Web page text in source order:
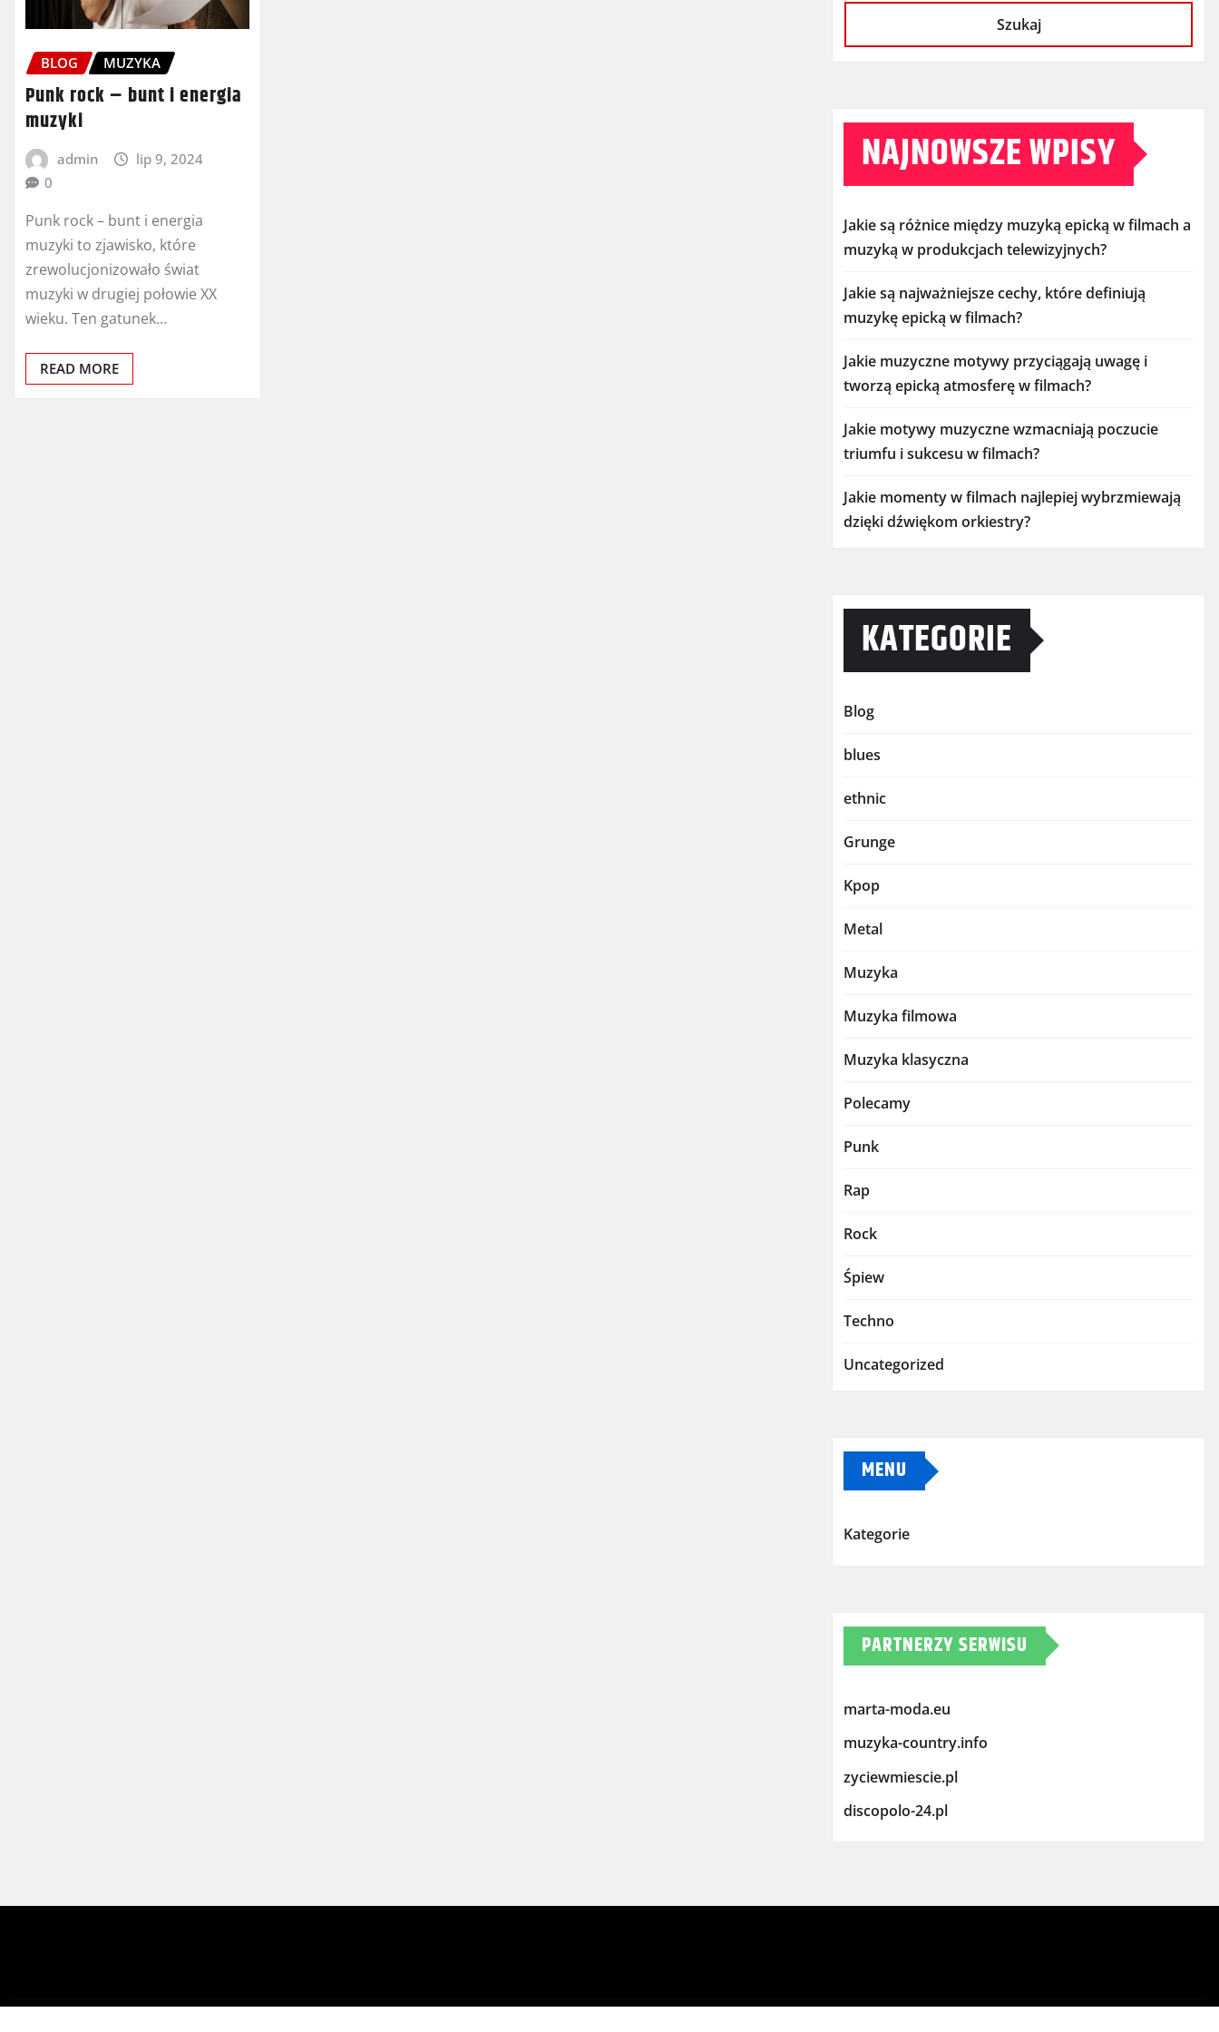
BLOG MUZYKA
Punk rock – bunt i energia
muzyki
admin
lip 9, 2024
0
Punk rock – bunt i energia
muzyki to zjawisko, które
zrewolucjonizowało świat
muzyki w drugiej połowie XX
wieku. Ten gatunek…
READ MORE
Szukaj
NAJNOWSZE WPISY
Jakie są różnice między muzyką epicką w filmach a
muzyką w produkcjach telewizyjnych?
Jakie są najważniejsze cechy, które definiują
muzykę epicką w filmach?
Jakie muzyczne motywy przyciągają uwagę i
tworzą epicką atmosferę w filmach?
Jakie motywy muzyczne wzmacniają poczucie
triumfu i sukcesu w filmach?
Jakie momenty w filmach najlepiej wybrzmiewają
dzięki dźwiękom orkiestry?
KATEGORIE
Blog
blues
ethnic
Grunge
Kpop
Metal
Muzyka
Muzyka filmowa
Muzyka klasyczna
Polecamy
Punk
Rap
Rock
Śpiew
Techno
Uncategorized
MENU
Kategorie
PARTNERZY SERWISU
marta-moda.eu
muzyka-country.info
zyciewmiescie.pl
discopolo-24.pl